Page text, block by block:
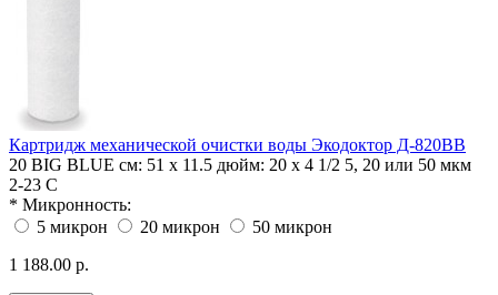
Картридж механической очистки воды Экодоктор Д-820BB
20 BIG BLUE см: 51 х 11.5 дюйм: 20 x 4 1/2 5, 20 или 50 мкм
2-23 С
* Микронность:
5 микрон
20 микрон
50 микрон
1 188.00 р.